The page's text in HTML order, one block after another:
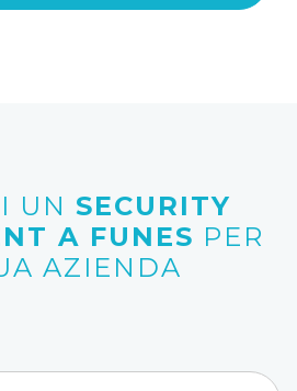
UN SECURITY
A FUNES PER
AZIENDA